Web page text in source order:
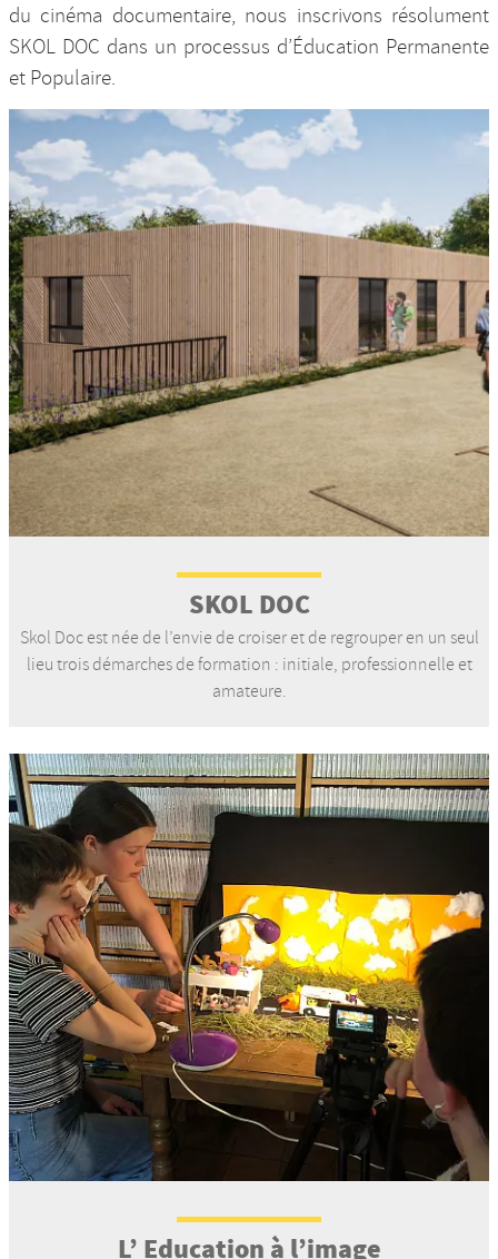
du cinéma documentaire, nous inscrivons résolument
SKOL DOC dans un processus d’Éducation Permanente
et Populaire.
SKOL DOC
Skol Doc est née de l’envie de croiser et de regrouper en un seul
lieu trois démarches de formation : initiale, professionnelle et
amateure.
L’ Education à l’image